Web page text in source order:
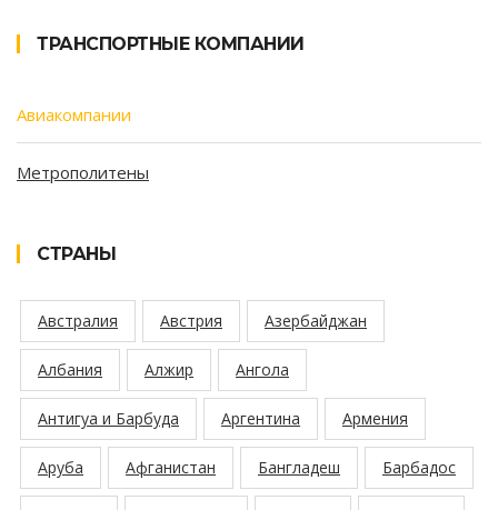
ТРАНСПОРТНЫЕ КОМПАНИИ
Авиакомпании
Метрополитены
СТРАНЫ
Австралия Австрия Азербайджан
Албания Алжир Ангола
Антигуа и Барбуда Аргентина Армения
Аруба Афганистан Бангладеш Барбадос